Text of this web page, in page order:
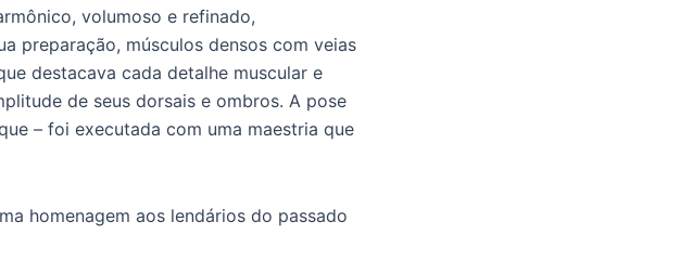
volumoso e refinado,
preparação, músculos densos com veias
destacava cada detalhe muscular e
de seus dorsais e ombros. A pose
– foi executada com uma maestria que
homenagem aos lendários do passado